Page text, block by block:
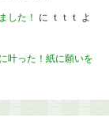
した！ に ｔｔｔ よ
叶った！紙に願いを